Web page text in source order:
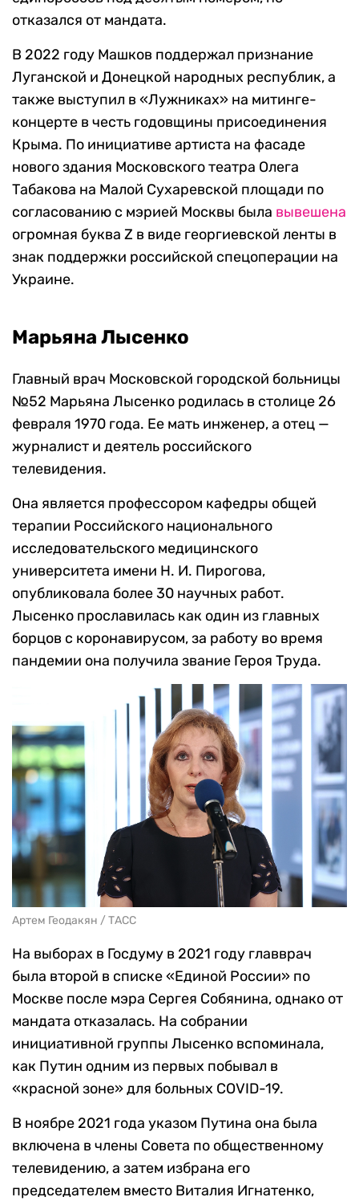
отказался от мандата.
В 2022 году Машков поддержал признание
Луганской и Донецкой народных республик, а
также выступил в «Лужниках» на митинге-
концерте в честь годовщины присоединения
Крыма. По инициативе артиста на фасаде
нового здания Московского театра Олега
Табакова на Малой Сухаревской площади по
согласованию с мэрией Москвы была вывешена
огромная буква Z в виде георгиевской ленты в
знак поддержки российской спецоперации на
Украине.
Марьяна Лысенко
Главный врач Московской городской больницы
№52 Марьяна Лысенко родилась в столице 26
февраля 1970 года. Ее мать инженер, а отец —
журналист и деятель российского
телевидения.
Она является профессором кафедры общей
терапии Российского национального
исследовательского медицинского
университета имени Н. И. Пирогова,
опубликовала более 30 научных работ.
Лысенко прославилась как один из главных
борцов с коронавирусом, за работу во время
пандемии она получила звание Героя Труда.
Артем Геодакян / ТАСС
На выборах в Госдуму в 2021 году главврач
была второй в списке «Единой России» по
Москве после мэра Сергея Собянина, однако от
мандата отказалась. На собрании
инициативной группы Лысенко вспоминала,
как Путин одним из первых побывал в
«красной зоне» для больных COVID-19.
В ноябре 2021 года указом Путина она была
включена в члены Совета по общественному
телевидению, а затем избрана его
председателем вместо Виталия Игнатенко,